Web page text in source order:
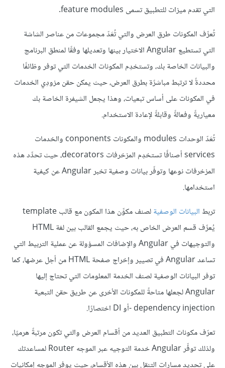
التي تقدم ميزات للتطبيق تسمى feature modules.
تُعرِّف المكونات طرق العرض والتي تُعَدّ مجموعات من عناصر الشاشة
التي تستطيع Angular الاختيار بينها وتعديلها وفقًا لمنطق البرنامج
والبيانات الخاصة بك، وتستخدِم المكونات الخدمات التي توفر وظائفًا
محددةً لا ترتبط مباشرًة بطرق العرض، حيث يمكن حقن مزودِي الخدمات
في المكونات على أساس تبعيات، وهذا يجعل الشيفرة الخاصة بك
معياريةً وفعالةً وقابلةً لإعادة الاستخدام.
تُعَدّ الوحدات modules والمكونات conponents والخدمات
services أصنافًا تستخدِم المزخرفات decorators، حيث تحدِّد هذه
المزخرفات نوعها وتوفّر بيانات وصفية تخبر Angular عن كيفية
استخدامها.
تربطالبيانات الوصفية
لصنف مكوِّن هذا المكون مع قالب template
يُعرِّف قسم العرض الخاص به، حيث يجمع القالب بين لغة HTML
والتوجيهات في Angular والإضافات المسؤولة عن عملية التربيط التي
تساعد Angular في تصيير وإخراج صفحة HTML من أجل عرضها، كما
توفر البيانات الوصفية لصنف الخدمة المعلومات التي تحتاج إليها
Angular لجعلها متاحةً للمكونات الأخرى عن طريق حقن التبعية
dependency injection -أو DI اختصارًا.
تعرّف مكونات التطبيق العديد من أقسام العرض والتي تكون مرتبةً هرميًا،
ولذلك توفِّر Angular خدمة التوجيه عبر الموجه Router لمساعدتك
على تحديد مسارات التنقل بين هذه الأقسام، حيث يوفر الموجه إمكانيات